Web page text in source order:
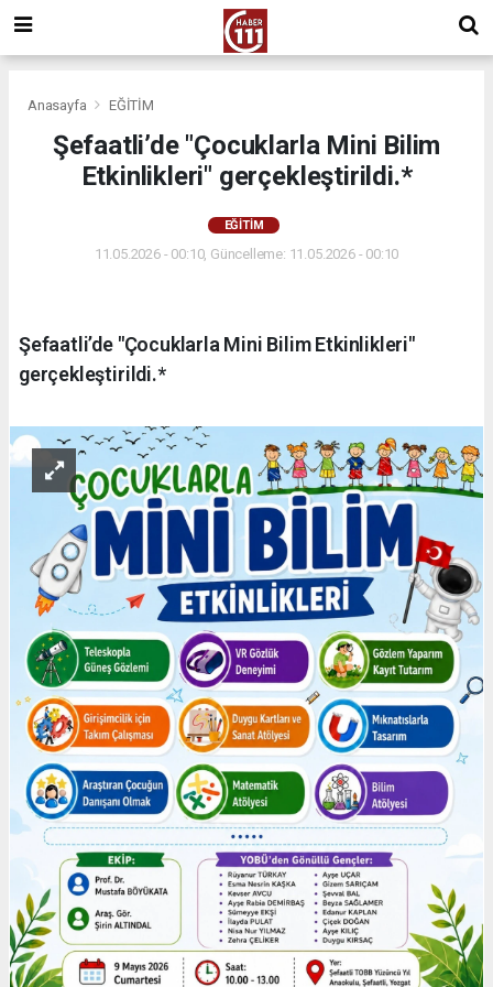
Anasayfa EĞİTİM
Şefaatli’de "Çocuklarla Mini Bilim
Etkinlikleri" gerçekleştirildi.*
EĞİTİM
11.05.2026 - 00:10, Güncelleme: 11.05.2026 - 00:10
Şefaatli’de "Çocuklarla Mini Bilim Etkinlikleri"
gerçekleştirildi.*